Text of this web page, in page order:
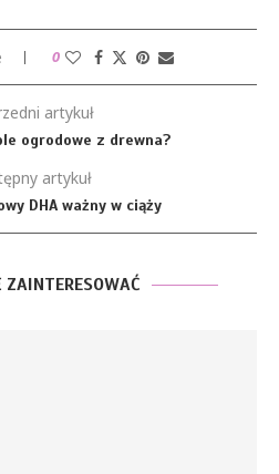
0
artykuł
ogrodowe z drewna?
artykuł
DHA ważny w ciąży